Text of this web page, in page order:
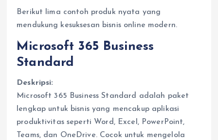
Berikut lima contoh produk nyata yang
mendukung kesuksesan bisnis online modern.
Microsoft 365 Business
Standard
Deskripsi:
Microsoft 365 Business Standard adalah paket
lengkap untuk bisnis yang mencakup aplikasi
produktivitas seperti Word, Excel, PowerPoint,
Teams, dan OneDrive. Cocok untuk mengelola